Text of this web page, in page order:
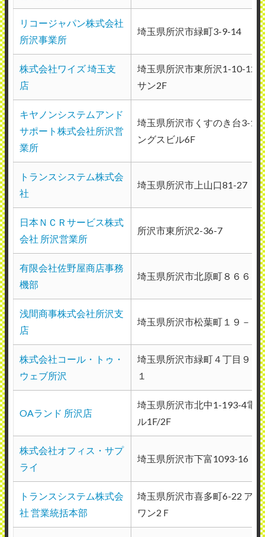
の後担当技術者から来社時間の連絡が来ま
す。 連絡は早いので、当日に技術者が来ら
れるのですが、担当技術者によってかもし
れませんが、今来てる技術者は、事情を事
前に説明してるのにも関わらず、それらの
原因と思われる部品を持ち合わせて来ない
事が多く、結果一度で直してもらえませ
には2.3にち経過する事もあり、かなりスト
欲しいのに、そのスピード感を感じられな
い事が多いことが不満です。 定期メンテナ
ンスは契約しておらず、不具合があるタイ
す。多い時は月に1.2回ほどです、
2021年6月23日投稿
富士ゼロックス埼玉株式会社所沢営業課
使用メーカー：富士ゼロックス
めったに故障はありません。でも、何か不
都合があった場合、担当者に電話をする
リコージャパン株式会社
所沢事業所
埼玉県所沢市緑町3-9-14
株式会社ワイズ 埼玉支
店
埼玉県所沢市東所沢1-10-12
サン2F
キヤノンシステムアンド
サポート株式会社所沢営
業所
埼玉県所沢市くすのき台3-
ングスビル6F
トランスシステム株式会
社
埼玉県所沢市上山口81-27
日本ＮＣＲサービス株式
会社 所沢営業所
所沢市東所沢2-36-7
有限会社佐野屋商店事務
機部
埼玉県所沢市北原町８６６－
浅間商事株式会社所沢支
店
埼玉県所沢市松葉町１９－９
株式会社コール・トゥ・
ウェブ所沢
埼玉県所沢市緑町４丁目９－
１
OAランド 所沢店
埼玉県所沢市北中1-193-4電
ル1F/2F
株式会社オフィス・サプ
ライ
埼玉県所沢市下富1093-16
トランスシステム株式会
社 営業統括本部
埼玉県所沢市喜多町6-22 ア
ワン2Ｆ